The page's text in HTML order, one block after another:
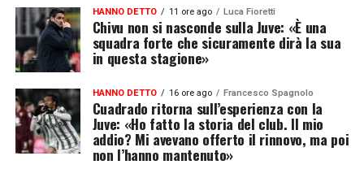
HANNO DETTO 11 ore ago Luca Fioretti
Chivu non si nasconde sulla Juve: «È una
squadra forte che sicuramente dirà la sua
in questa stagione»
HANNO DETTO 16 ore ago Francesco Spagnolo
Cuadrado ritorna sull’esperienza con la
Juve: «Ho fatto la storia del club. Il mio
addio? Mi avevano offerto il rinnovo, ma poi
non l’hanno mantenuto»